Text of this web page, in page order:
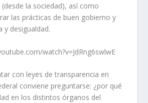
la sociedad), así como
las prácticas de buen gobierno y
y desigualdad.
watch?v=JdRng6swlwE
con leyes de transparencia en
conviene preguntarse: ¿por qué
en los distintos órganos del